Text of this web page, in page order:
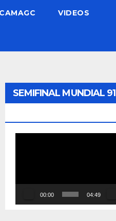
VIDEOS
SEMIFINAL MUNDIAL 91
00:00 04:49